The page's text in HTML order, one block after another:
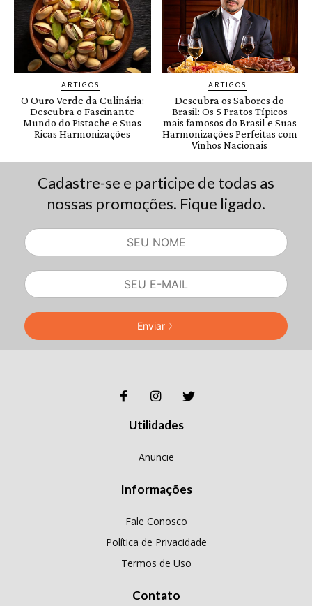
Cadastre-se e participe de todas as
nossas promoções. Fique ligado.
Enviar
Utilidades
Anuncie
Informações
Fale Conosco
Política de Privacidade
Termos de Uso
Contato